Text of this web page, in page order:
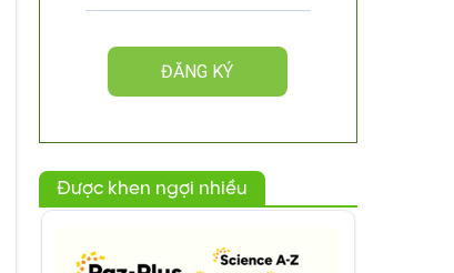
Được khen ngợi nhiều